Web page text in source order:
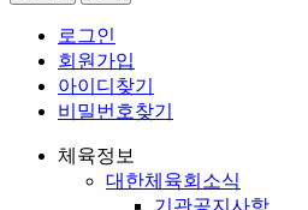
로그인
회원가입
아이디찾기
비밀번호찾기
체육정보
대한체육회소식
기관공지사항